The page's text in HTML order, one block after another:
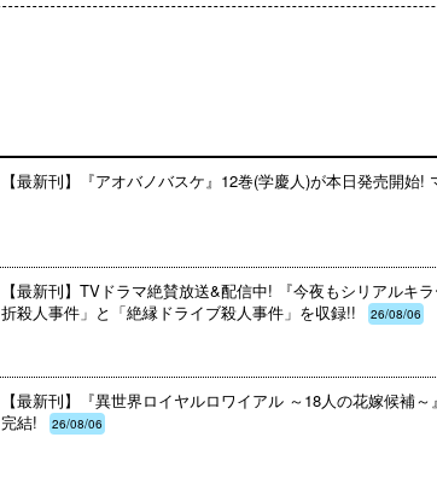
【最新刊】『アオバノバスケ』12巻(学慶人)が本日発売開
【最新刊】TVドラマ絶賛放送&配信中! 『今夜もシリアル
折殺人事件」と「絶縁ドライブ殺人事件」を収録!!
26/08/06
【最新刊】『異世界ロイヤルロワイアル ～18人の花嫁候補
完結!
26/08/06